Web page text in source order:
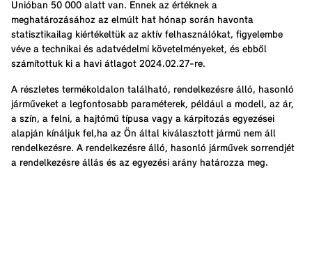
Unióban 50 000 alatt van. Ennek az értéknek a
meghatározásához az elmúlt hat hónap során havonta
statisztikailag kiértékeltük az aktív felhasználókat, figyelembe
véve a technikai és adatvédelmi követelményeket, és ebből
számítottuk ki a havi átlagot 2024.02.27-re.
A részletes termékoldalon található, rendelkezésre álló, hasonló
járműveket a legfontosabb paraméterek, például a modell, az ár,
a szín, a felni, a hajtómű típusa vagy a kárpitozás egyezései
alapján kínáljuk fel,ha az Ön által kiválasztott jármű nem áll
rendelkezésre. A rendelkezésre álló, hasonló járművek sorrendjét
a rendelkezésre állás és az egyezési arány határozza meg.